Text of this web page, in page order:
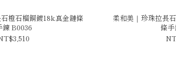
橙石榴銅鍍18k真金鏈條
鍊 B0036
柔和美｜珍珠拉長
條